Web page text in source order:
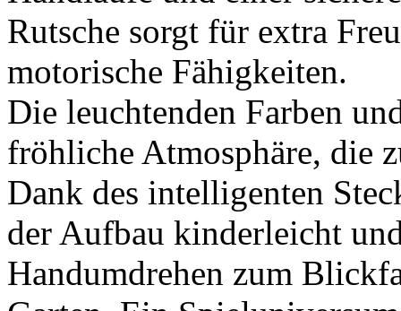
Dank des intelligenten
der Aufbau kinderleicht
Handumdrehen zum
Garten. Ein
Spielspaß verspricht,
Kinder unterstützt.